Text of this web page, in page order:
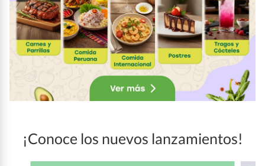
¡Conoce los nuevos lanzamientos!